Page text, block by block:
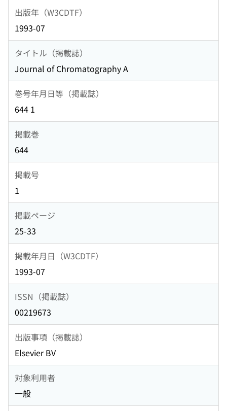
出版年（W3CDTF）
1993-07
タイトル（掲載誌）
Journal of Chromatography A
巻号年月日等（掲載誌）
644 1
掲載巻
644
掲載号
1
掲載ページ
25-33
掲載年月日（W3CDTF）
1993-07
ISSN（掲載誌）
00219673
出版事項（掲載誌）
Elsevier BV
対象利用者
一般